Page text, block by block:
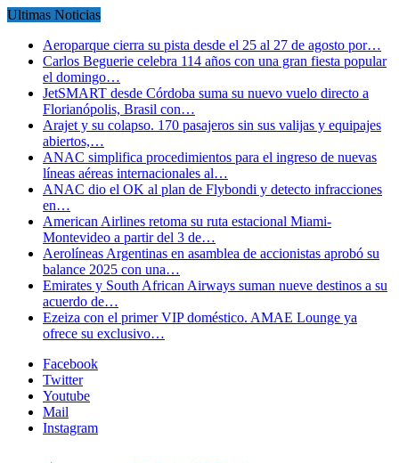
Ultimas Noticias
Aeroparque cierra su pista desde el 25 al 27 de agosto por…
Carlos Beguerie celebra 114 años con una gran fiesta popular
el domingo…
JetSMART desde Córdoba suma su nuevo vuelo directo a
Florianópolis, Brasil con…
Arajet y su colapso. 170 pasajeros sin sus valijas y equipajes
abiertos,…
ANAC simplifica procedimientos para el ingreso de nuevas
líneas aéreas internacionales al…
ANAC dio el OK al plan de Flybondi y detecto infracciones
en…
American Airlines retoma su ruta estacional Miami-
Montevideo a partir del 3 de…
Aerolíneas Argentinas en asamblea de accionistas aprobó su
balance 2025 con una…
Emirates y South African Airways suman nueve destinos a su
acuerdo de…
Ezeiza con el primer VIP doméstico. AMAE Lounge ya
ofrece su exclusivo…
Facebook
Twitter
Youtube
Mail
Instagram